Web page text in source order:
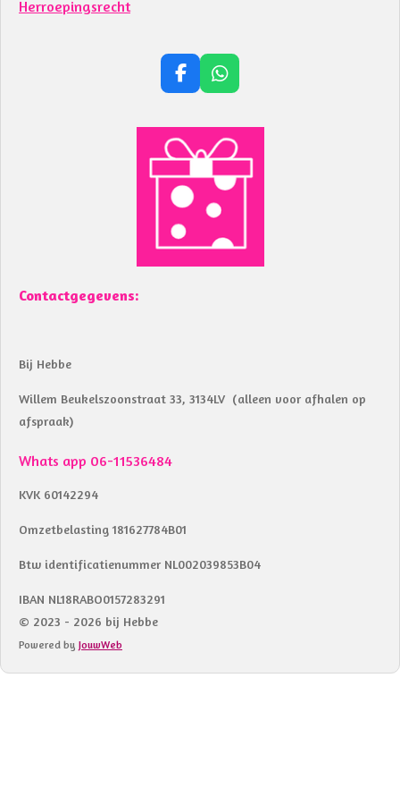
Herroepingsrecht
F
a
e
b
o
o
k
W
h
t
A
p
p
Contactgegevens:
Bij Hebbe
Willem Beukelszoonstraat 33, 3134LV (alleen voor afhalen op
afspraak)
Whats app 06-11536484
KVK 60142294
Omzetbelasting 181627784B01
Btw identificatienummer NL002039853B04
IBAN NL18RABO0157283291
© 2023 - 2026 bij Hebbe
Powered by JouwWeb